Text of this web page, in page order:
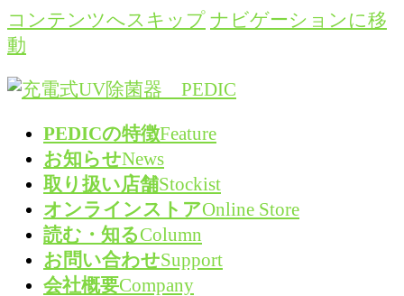
コンテンツへスキップ ナビゲーションに移
動
PEDICの特徴Feature
お知らせNews
取り扱い店舗Stockist
オンラインストアOnline Store
読む・知るColumn
お問い合わせSupport
会社概要Company